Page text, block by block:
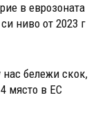
в еврозоната
ниво от 2023 г
нас бележи скок,
място в ЕС